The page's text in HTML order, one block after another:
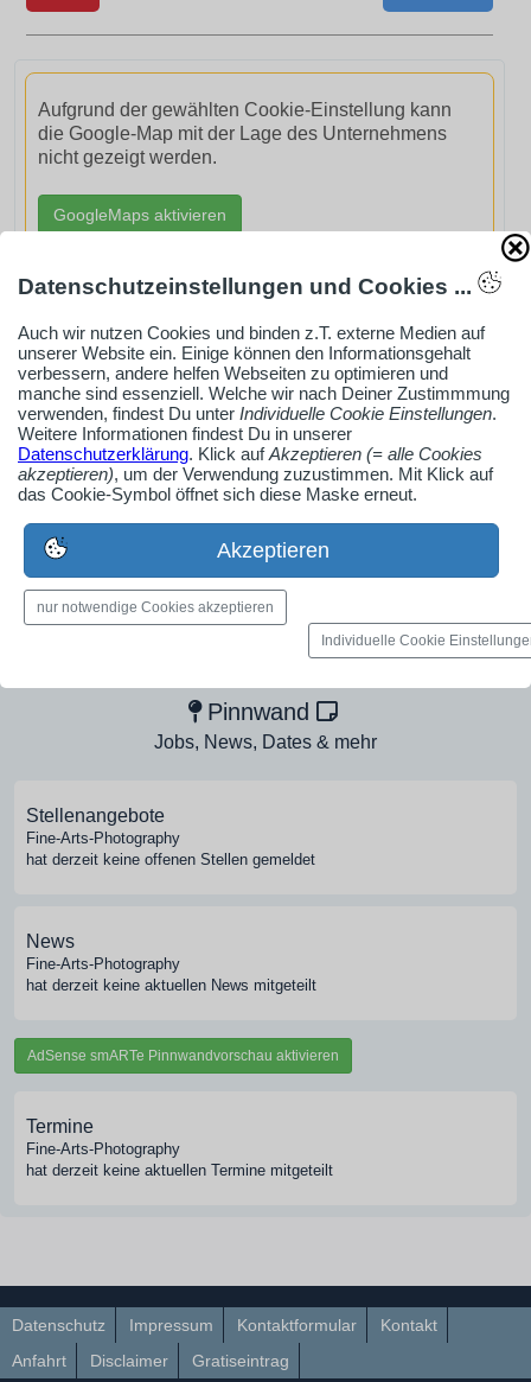
Aufgrund der gewählten Cookie-Einstellung kann
die Google-Map mit der Lage des Unternehmens
nicht gezeigt werden.
GoogleMaps aktivieren
AdSense smARTe inArticle-Anzeige aktivieren
Ob Solo-Selbsständiger, Handwerksbetrieb oder
Industrieunternehmen
Erstelle jetzt ein gratis Firmenprofil für dein Unternehmen:
jetzt registrieren
Medien-Galerie
Bilder, PDFs, Audio, Video
Pinnwand
Jobs, News, Dates & mehr
Stellenangebote
Fine-Arts-Photography
hat derzeit keine offenen Stellen gemeldet
News
Fine-Arts-Photography
hat derzeit keine aktuellen News mitgeteilt
AdSense smARTe Pinnwandvorschau aktivieren
Termine
Fine-Arts-Photography
hat derzeit keine aktuellen Termine mitgeteilt
Datenschutz Impressum Kontaktformular
Kontakt
Anfahrt
Disclaimer Gratiseintrag
Datenschutzeinstellungen und Cookies ...
Auch wir nutzen Cookies und binden z.T. externe Medien auf
unserer Website ein. Einige können den Informationsgehalt
verbessern, andere helfen Webseiten zu optimieren und
manche sind essenziell. Welche wir nach Deiner Zustimmmung
verwenden, findest Du unter Individuelle Cookie Einstellungen.
Weitere Informationen findest Du in unserer
Datenschutzerklärung. Klick aufAkzeptieren (= alle Cookies
akzeptieren), um der Verwendung zuzustimmen. Mit Klick auf
das Cookie-Symbol öffnet sich diese Maske erneut.
Akzeptieren
nur notwendige Cookies akzeptieren
Individuelle Cookie